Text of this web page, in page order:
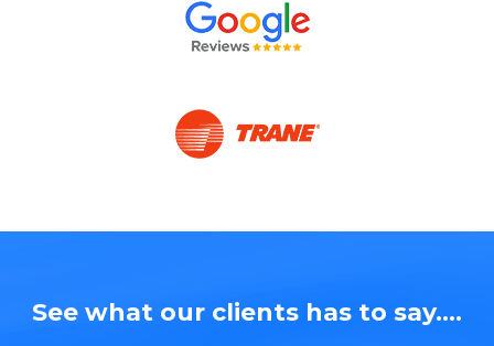
See what our clients has to say....